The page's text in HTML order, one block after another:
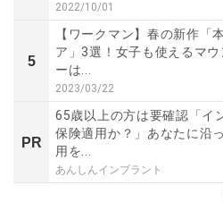
2022/10/01
5
【ワークマン】春の新作「
ア」3選！女子も使えるマ
ーは...
2023/03/22
PR
65歳以上の方は要確認「イ
保険適用か？」あなたに沿
用を...
あんしんインプラント